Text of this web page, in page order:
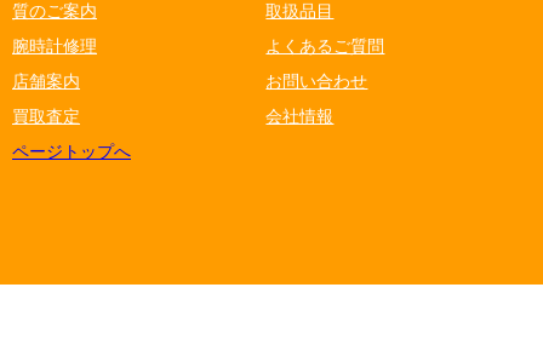
質のご案内
取扱品目
腕時計修理
よくあるご質問
店舗案内
お問い合わせ
買取査定
会社情報
ページトップへ